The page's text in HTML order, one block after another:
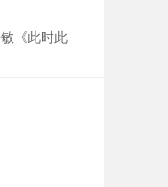
《此时此